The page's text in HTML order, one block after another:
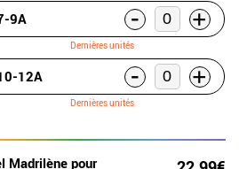
9A - +
Dernières unités
12A - +
Dernières unités
Madrilène pour